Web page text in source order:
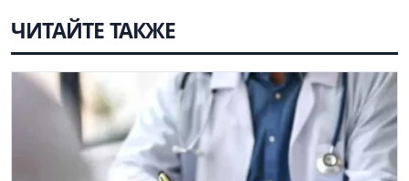
ЧИТАЙТЕ ТАКЖЕ